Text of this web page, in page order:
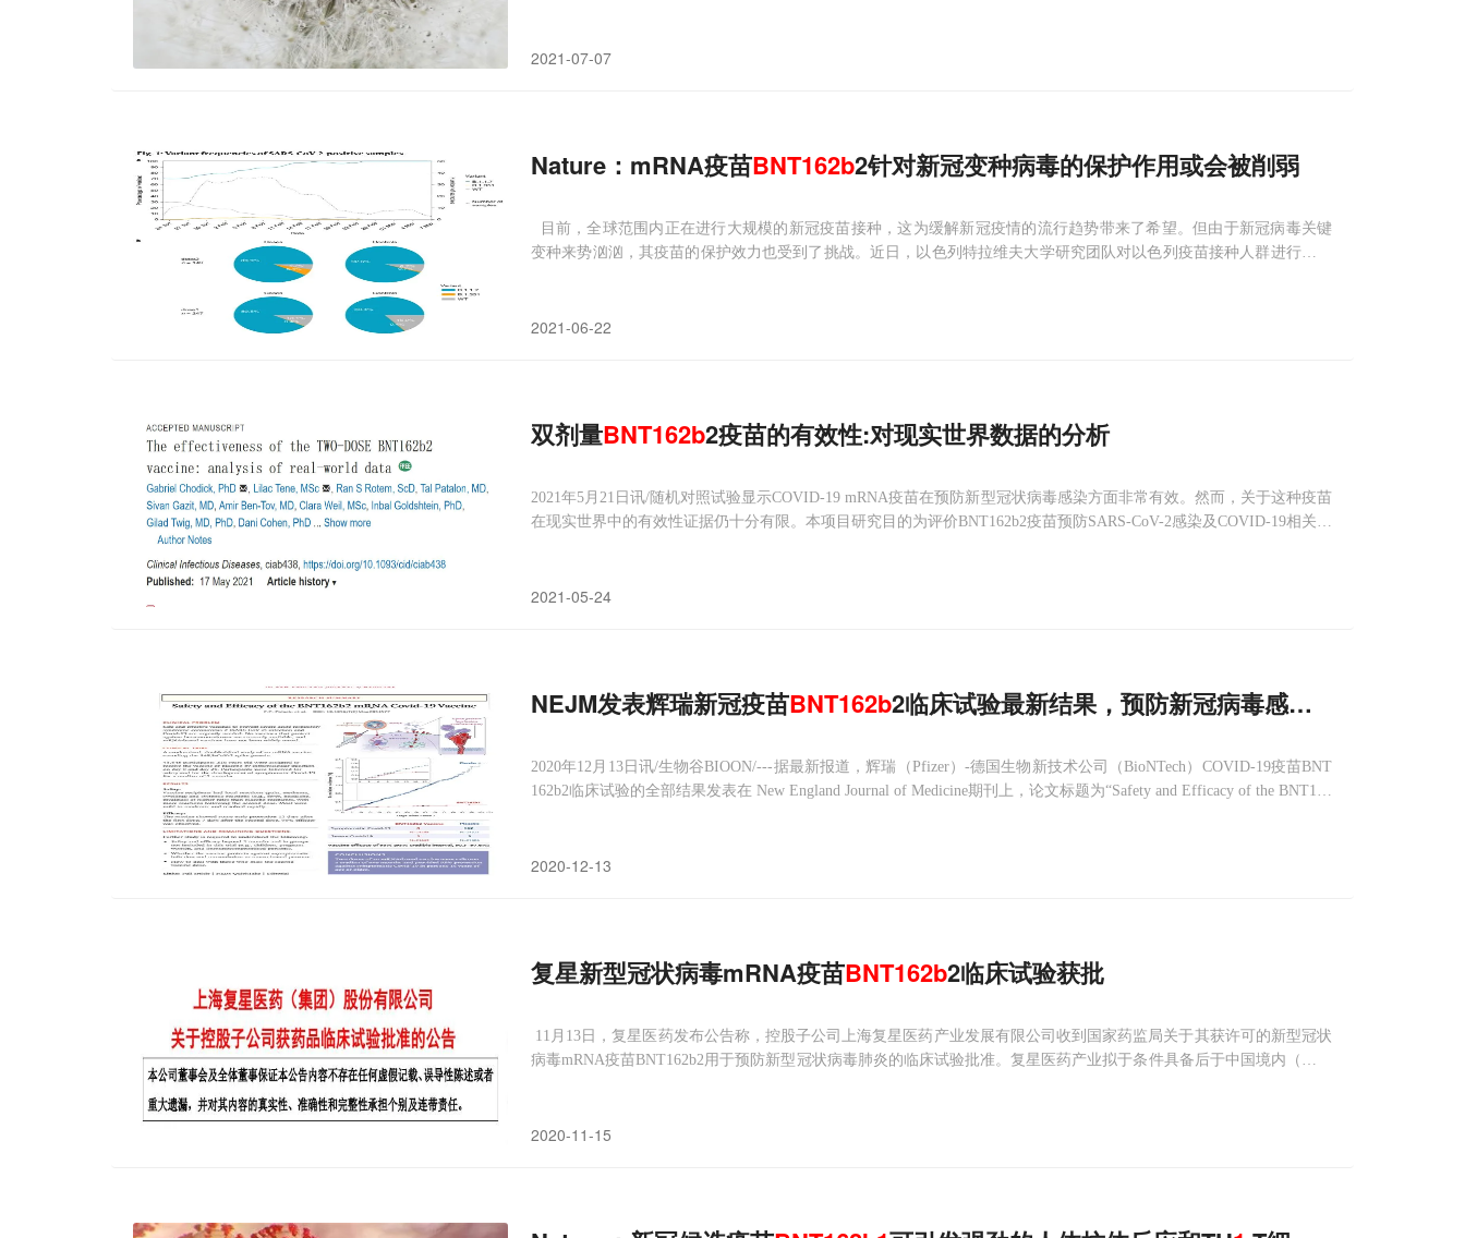
2021-07-07
Nature：mRNA疫苗BNT162b2针对新冠变种病毒的保护作用或会被削弱
目前，全球范围内正在进行大规模的新冠疫苗接种，这为缓解新冠疫情的流行趋势带来了希望。但由于新冠病毒关键
变种来势汹汹，其疫苗的保护效力也受到了挑战。近日，以色列特拉维夫大学研究团队对以色列疫苗接种人群进行了调
2021-06-22
双剂量BNT162b2疫苗的有效性:对现实世界数据的分析
2021年5月21日讯/随机对照试验显示COVID-19 mRNA疫苗在预防新型冠状病毒感染方面非常有效。然而，关于这种疫苗
在现实世界中的有效性证据仍十分有限。本项目研究目的为评价BNT162b2疫苗预防SARS-CoV-2感染及COVID-19相关住
2021-05-24
NEJM发表辉瑞新冠疫苗BNT162b2临床试验最新结果，预防新冠病毒感染效果为95%
2020年12月13日讯/生物谷BIOON/---据最新报道，辉瑞（Pfizer）-德国生物新技术公司（BioNTech）COVID-19疫苗BNT
162b2临床试验的全部结果发表在 New England Journal of Medicine期刊上，论文标题为“Safety and Efficacy of the BNT162
2020-12-13
复星新型冠状病毒mRNA疫苗BNT162b2临床试验获批
11月13日，复星医药发布公告称，控股子公司上海复星医药产业发展有限公司收到国家药监局关于其获许可的新型冠状
病毒mRNA疫苗BNT162b2用于预防新型冠状病毒肺炎的临床试验批准。复星医药产业拟于条件具备后于中国境内（不包
2020-11-15